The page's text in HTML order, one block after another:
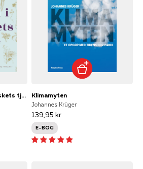
Planteverdenen i menneskets tjeneste Klimamyten
Johannes Krüger
139,95 kr
E-BOG